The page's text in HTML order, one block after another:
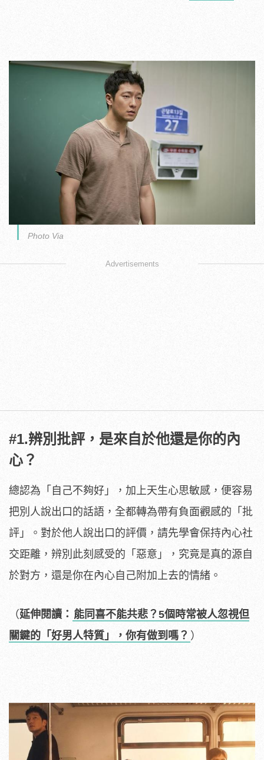
Photo Via
Advertisements
#1.辨別批評，是來自於他還是你的內
心？
總認為「自己不夠好」，加上天生心思敏感，便容易
把別人說出口的話語，全都轉為帶有負面觀感的「批
評」。對於他人說出口的評價，請先學會保持內心社
交距離，辨別此刻感受的「惡意」，究竟是真的源自
於對方，還是你在內心自己附加上去的情緒。
（延伸閱讀： 能同喜不能共悲？5個時常被人忽視但
關鍵的「好男人特質」，你有做到嗎？ ）